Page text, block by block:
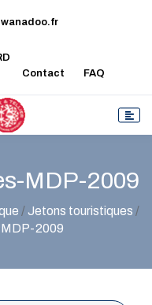
Contact FAQ
MDP-2009
/Jetons touristiques /
2009